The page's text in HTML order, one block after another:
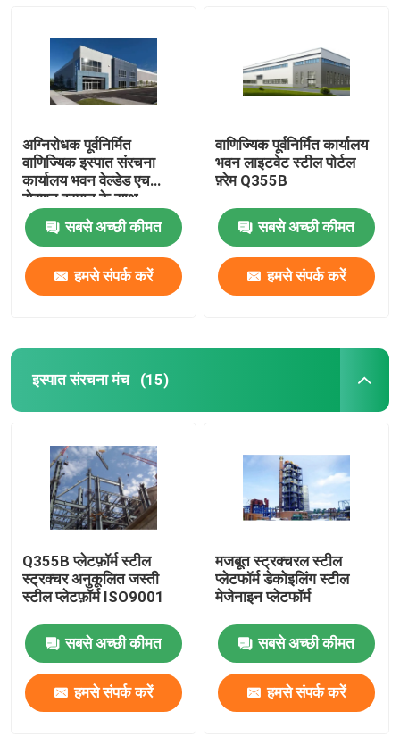
अग्निरोधक पूर्वनिर्मित
वाणिज्यिक इस्पात संरचना
कार्यालय भवन वेल्डेड एच
सेक्शन इस्पात के साथ
सबसे अच्छी कीमत
हमसे संपर्क करें
वाणिज्यिक पूर्वनिर्मित कार्यालय
भवन लाइटवेट स्टील पोर्टल
फ़्रेम Q355B
सबसे अच्छी कीमत
हमसे संपर्क करें
इस्पात संरचना मंच (15)
Q355B प्लेटफ़ॉर्म स्टील
स्ट्रक्चर अनुकूलित जस्ती
स्टील प्लेटफ़ॉर्म ISO9001
सबसे अच्छी कीमत
हमसे संपर्क करें
मजबूत स्ट्रक्चरल स्टील
प्लेटफॉर्म डेकोइलिंग स्टील
मेजेनाइन प्लेटफॉर्म
सबसे अच्छी कीमत
हमसे संपर्क करें